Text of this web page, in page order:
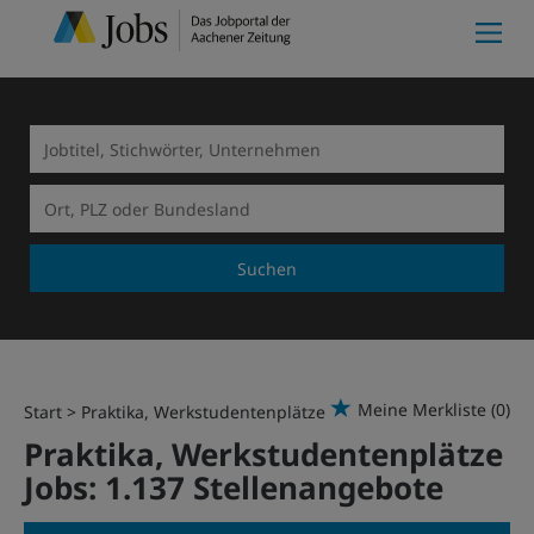
Suchen
Start Praktika, Werkstudentenplätze Meine Merkliste (0)
Praktika, Werkstudentenplätze
Jobs: 1.137 Stellenangebote